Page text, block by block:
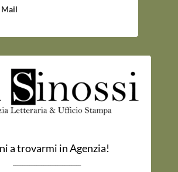
Mail
a trovarmi in Agenzia!